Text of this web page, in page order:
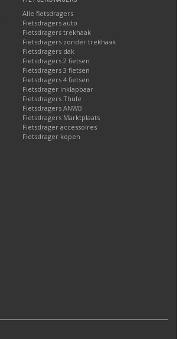
Alle fietsdragers
Fietsdragers auto
Fietsdragers trekhaak
Fietsdragers zonder trekhaak
Fietsdragers dak
Fietsdragers 2 fietsen
Fietsdragers 3 fietsen
Fietsdragers 4 fietsen
Fietsdrager inklapbaar
Fietsdragers Thule
Fietsdragers ANWB
Fietsdragers Marktplaats
Fietsdrager accessoires
Fietsdrager kopen